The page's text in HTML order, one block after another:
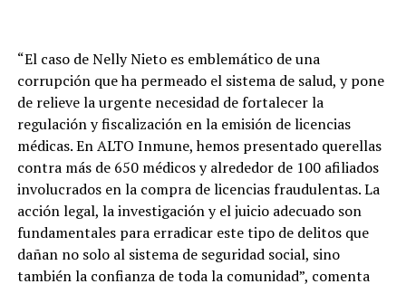
“El caso de Nelly Nieto es emblemático de una
corrupción que ha permeado el sistema de salud, y pone
de relieve la urgente necesidad de fortalecer la
regulación y fiscalización en la emisión de licencias
médicas. En ALTO Inmune, hemos presentado querellas
contra más de 650 médicos y alrededor de 100 afiliados
involucrados en la compra de licencias fraudulentas. La
acción legal, la investigación y el juicio adecuado son
fundamentales para erradicar este tipo de delitos que
dañan no solo al sistema de seguridad social, sino
también la confianza de toda la comunidad”, comenta